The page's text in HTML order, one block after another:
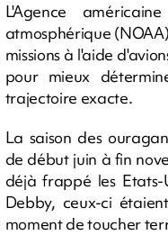
L'Agence
atmosphérique
missions à l'aide
pour mieux
trajectoire exacte.
La saison des
de début juin à fin
déjà frappé les
Debby, ceux-ci
moment de toucher